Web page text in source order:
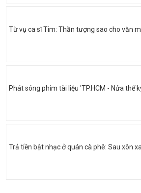
Từ vụ ca sĩ Tim: Thần tượng sao cho văn
Phát sóng phim tài liệu 'TP.HCM - Nửa thế
Trả tiền bật nhạc ở quán cà phê: Sau xôn